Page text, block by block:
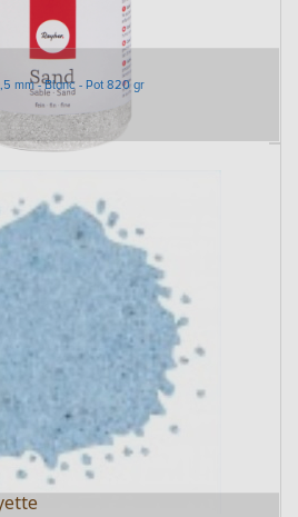
mm - Blanc - Pot 820 gr